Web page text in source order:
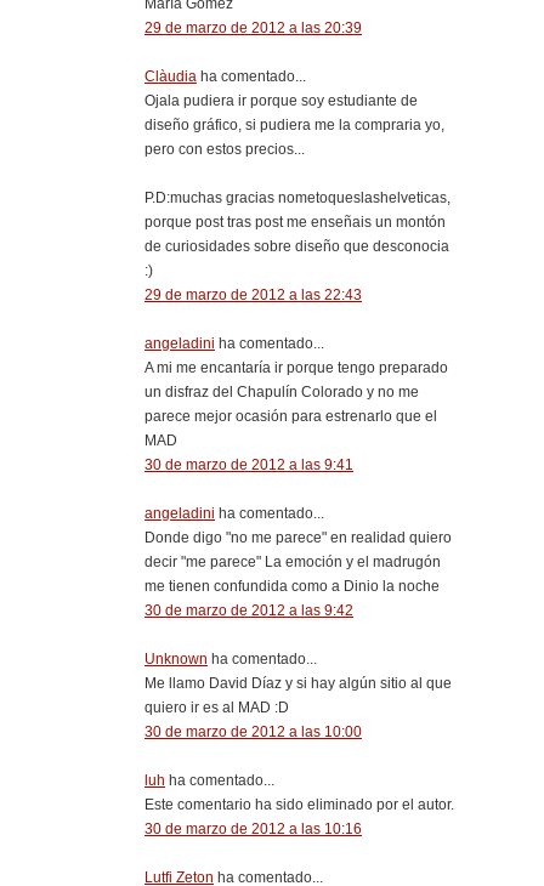
29 de marzo de 2012 a las 20:39
Clàudia ha comentado...
Ojala pudiera ir porque soy estudiante de
diseño gráfico, si pudiera me la compraria yo,
pero con estos precios...
P.D:muchas gracias nometoqueslashelveticas,
porque post tras post me enseñais un montón
de curiosidades sobre diseño que desconocia
:)
29 de marzo de 2012 a las 22:43
angeladini ha comentado...
A mi me encantaría ir porque tengo preparado
un disfraz del Chapulín Colorado y no me
parece mejor ocasión para estrenarlo que el
MAD
30 de marzo de 2012 a las 9:41
angeladini ha comentado...
Donde digo "no me parece" en realidad quiero
decir "me parece" La emoción y el madrugón
me tienen confundida como a Dinio la noche
30 de marzo de 2012 a las 9:42
Unknown ha comentado...
Me llamo David Díaz y si hay algún sitio al que
quiero ir es al MAD :D
30 de marzo de 2012 a las 10:00
luh ha comentado...
Este comentario ha sido eliminado por el autor.
30 de marzo de 2012 a las 10:16
Lutfi Zeton ha comentado...